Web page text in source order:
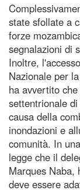
state sfollate a
forze
segnalazioni di
Inoltre,
Nazionale per
ha avvertito
settentrionale
causa della
inondazioni e
comunità. In
legge che il
Marques Naba,
deve essere